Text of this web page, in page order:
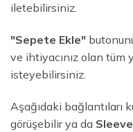
iletebilirsiniz.
"Sepete Ekle"
ve ihtiyacınız olan
isteyebilirsiniz.
Aşağıdaki bağlantıları
görüşebilir ya da